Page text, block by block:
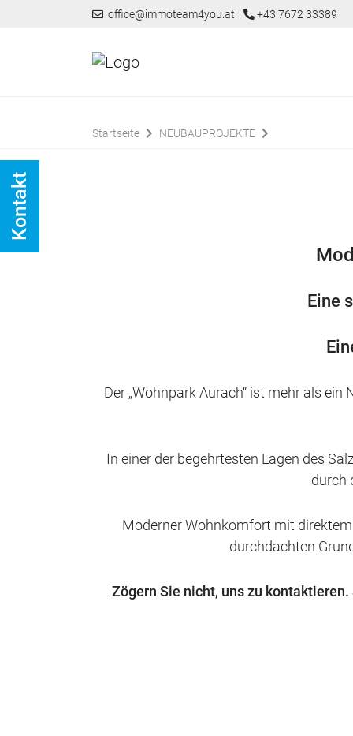
office@immoteam4you.at +43 7672 33389
Startseite NEUBAUPROJEKTE
Eine
Der „Wohnpark Aurach“ ist mehr als
In einer der begehrtesten Lagen des
durch
Moderner Wohnkomfort mit
durchdachten
Zögern Sie nicht, uns zu kontaktieren.
Kontakt